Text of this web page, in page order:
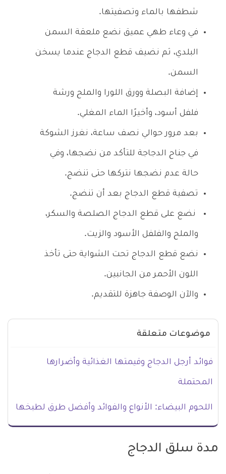
شطفها بالماء وتصفيتها.
في وعاء طهي عميق نضع ملعقة السمن
البلدي، ثم نضيف قطع الدجاج عندما يسخن
السمن.
إضافة البصلة وورق اللورا والملح ورشة
فلفل أسود، وأخيرًا الماء المغلي.
بعد مرور حوالي نصف ساعة، نغرز الشوكة
في جناح الدجاجة للتأكد من نضجها، وفي
حالة عدم نضجها نتركها حتى تنضج.
تصفية قطع الدجاج بعد أن تنضج.
نضع على قطع الدجاج الصلصة والسكر،
والملح والفلفل الأسود والزيت.
نضع قطع الدجاج تحت الشواية حتى تأخذ
اللون الأحمر من الجانبين.
والآن الوصفة جاهزة للتقديم.
موضوعات متعلقة
فوائد أرجل الدجاج وقيمتها الغذائية وأضرارها
المحتملة
اللحوم البيضاء: الأنواع والفوائد وأفضل طرق لطبخها
مدة سلق الدجاج